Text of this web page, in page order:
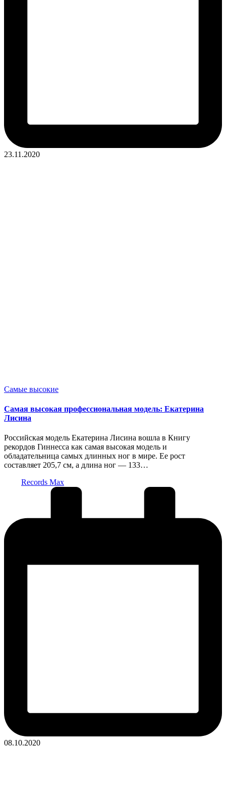
23.11.2020
Опубликовано
Самые высокие
Самая высокая профессиональная модель: Екатерина
Лисина
Российская модель Екатерина Лисина вошла в Книгу
рекордов Гиннесса как самая высокая модель и
обладательница самых длинных ног в мире. Ее рост
составляет 205,7 см, а длина ног — 133…
Records Max
08.10.2020